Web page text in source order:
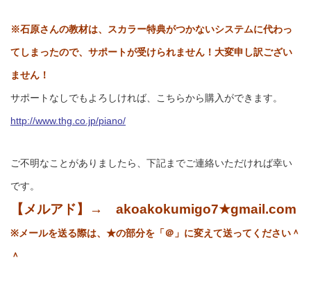
※石原さんの教材は、スカラー特典がつかないシステムに代わっ
てしまったので、サポートが受けられません！大変申し訳ござい
ません！
サポートなしでもよろしければ、こちらから購入ができます。
http://www.thg.co.jp/piano/
ご不明なことがありましたら、下記までご連絡いただければ幸い
です。
【メルアド】→ akoakokumigo7★gmail.com
※メールを送る際は、★の部分を「＠」に変えて送ってください＾
＾